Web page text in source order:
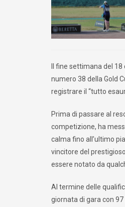
Il fine settimana del
numero 38 della Gold
registrare il “tutto
Prima di passare al
competizione, ha
calma fino all’ultimo
vincitore del
essere notato da
Al termine delle
giornata di gara con